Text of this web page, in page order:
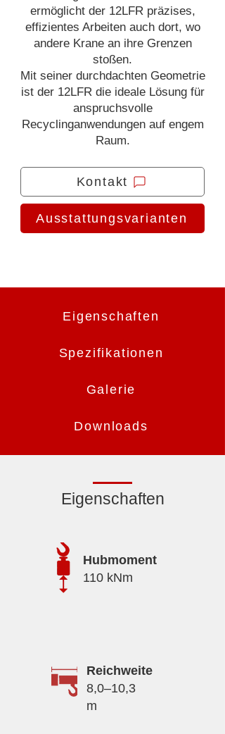
ermöglicht der 12LFR präzises,
effizientes Arbeiten auch dort, wo
andere Krane an ihre Grenzen
stoßen.
Mit seiner durchdachten Geometrie
ist der 12LFR die ideale Lösung für
anspruchsvolle
Recyclinganwendungen auf engem
Raum.
Kontakt
Ausstattungsvarianten
Eigenschaften
Spezifikationen
Galerie
Downloads
Eigenschaften
Hubmoment
110 kNm
Reichweite
8,0–10,3
m